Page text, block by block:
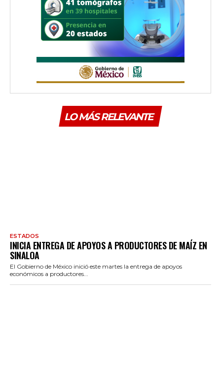
LO MÁS RELEVANTE
ESTADOS
INICIA ENTREGA DE APOYOS A PRODUCTORES DE MAÍZ EN
SINALOA
El Gobierno de México inició este martes la entrega de apoyos
económicos a productores...